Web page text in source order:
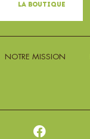
La Boutique
NOTRE MISSION